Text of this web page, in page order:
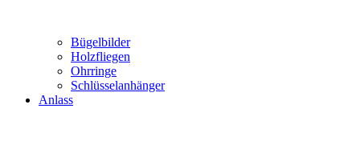
Bügelbilder
Holzfliegen
Ohrringe
Schlüsselanhänger
Anlass